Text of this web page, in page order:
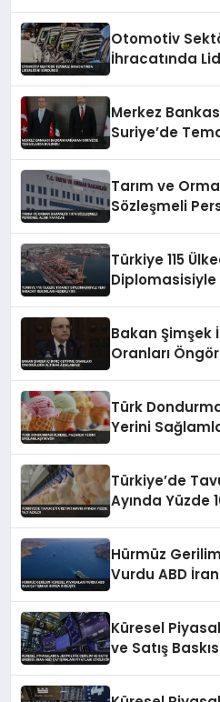
Otomotiv
İhracatında
Merkez
Suriye’de
Tarım ve
Sözleşmeli
Türkiye 115
Diplomasisiyle
Bakan Şimşek
Oranları
Türk
Yerini
Türkiye’de
Ayında Yüzde
Hürmüz
Vurdu ABD
Küresel
ve Satış